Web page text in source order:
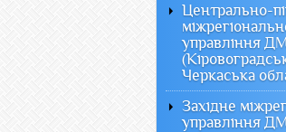
Центрально-
управління
Черкаська
Західне
управління